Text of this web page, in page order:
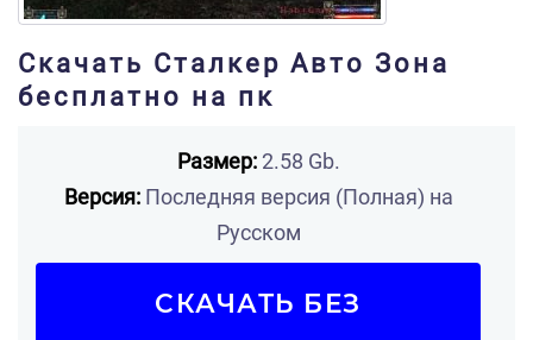
Скачать Сталкер Авто Зона
бесплатно на пк
Размер:2.58 Gb.
Версия:Последняя версия (Полная) на
Русском
СКАЧАТЬ БЕЗ